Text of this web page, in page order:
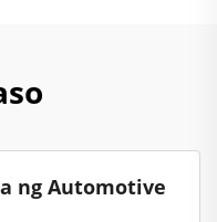
ng Automotive